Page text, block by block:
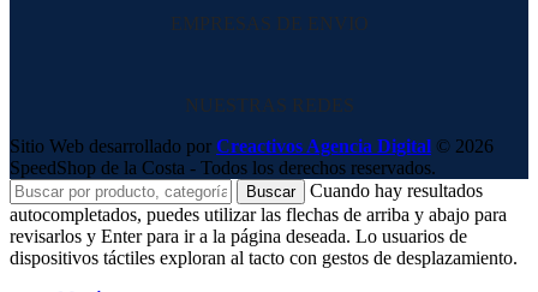
EMPRESAS DE ENVIO
NUESTRAS REDES
Sitio Web desarrollado por Creactivos Agencia Digital © 2026
SpeedShop de la Costa - Todos los derechos reservados.
Buscar
Cuando hay resultados
autocompletados, puedes utilizar las flechas de arriba y abajo para
revisarlos y Enter para ir a la página deseada. Lo usuarios de
dispositivos táctiles exploran al tacto con gestos de desplazamiento.